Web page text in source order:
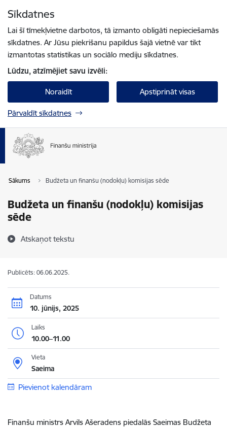
Sīkdatnes
Lai šī tīmekļvietne darbotos, tā izmanto obligāti nepieciešamās
sīkdatnes. Ar Jūsu piekrišanu papildus šajā vietnē var tikt
izmantotas statistikas un sociālo mediju sīkdatnes.
Lūdzu, atzīmējiet savu izvēli:
Noraidīt Apstiprināt visas
Pārvaldīt sīkdatnes
Sākums Budžeta un finanšu (nodokļu) komisijas sēde
Budžeta un finanšu (nodokļu) komisijas
sēde
Atskaņot tekstu
Publicēts: 06.06.2025.
Datums
10. jūnijs, 2025
Laiks
10.00–11.00
Vieta
Saeima
Pievienot kalendāram
Finanšu ministrs Arvils Ašeradens piedalās Saeimas Budžeta